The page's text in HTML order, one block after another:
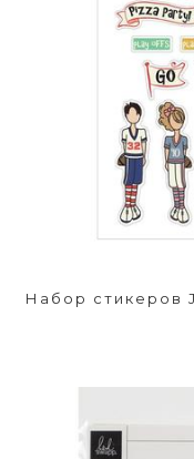
Набор стикеров